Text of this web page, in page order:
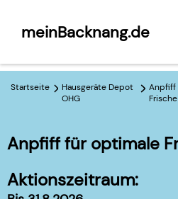
meinBacknang.de
Startseite
Hausgeräte Depot
OHG
Anpfiff
Frische
Anpfiff für optimale
Aktionszeitraum: